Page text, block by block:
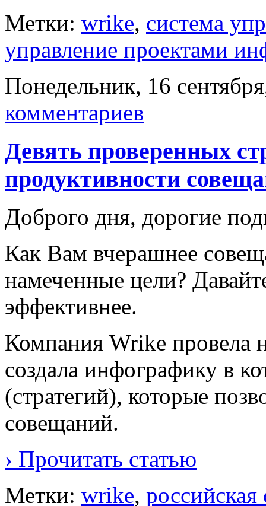
Метки: wrike, система
управление проектами
Понедельник, 16
комментариев
Девять проверенных
продуктивности
Доброго дня, дорогие
Как Вам вчерашнее
намеченные цели?
эффективнее.
Компания Wrike провела
создала инфографику в
(стратегий), которые
совещаний.
› Прочитать статью
Метки: wrike,